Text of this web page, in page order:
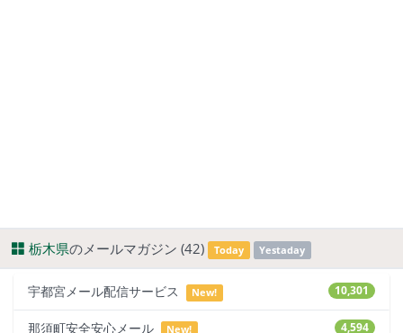
栃木県のメールマガジン (42) Today Yestaday
10,301
宇都宮メール配信サービス New!
4,594
那須町安全安心メール New!